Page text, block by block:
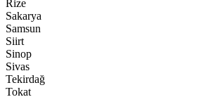
Rize
Sakarya
Samsun
Siirt
Sinop
Sivas
Tekirdağ
Tokat